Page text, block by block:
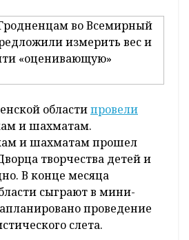
областипровели
и шахматам.
и шахматам прошел
творчества детей и
В конце месяца
сыграют в мини-
проведение
слета.